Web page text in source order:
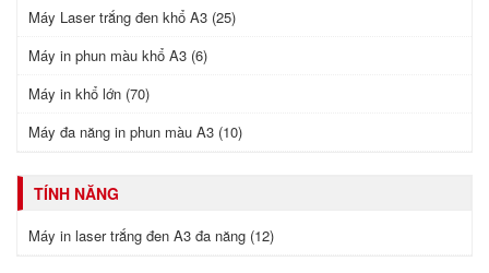
Máy Laser trắng đen khổ A3 (25)
Máy in phun màu khổ A3 (6)
Máy in khổ lớn (70)
Máy đa năng in phun màu A3 (10)
TÍNH NĂNG
Máy in laser trắng đen A3 đa năng (12)